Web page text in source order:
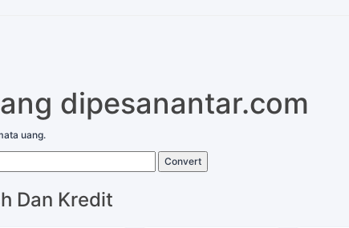
dipesanantar.com
uang.
Convert
Dan Kredit